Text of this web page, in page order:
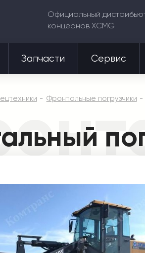
Официальный
концернов XCMG
Запчасти Сервис
Фронтальные погрузчики